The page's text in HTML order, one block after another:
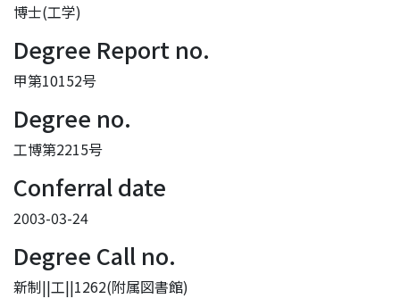
博士(工学)
Degree Report no.
甲第10152号
Degree no.
工博第2215号
Conferral date
2003-03-24
Degree Call no.
新制||工||1262(附属図書館)